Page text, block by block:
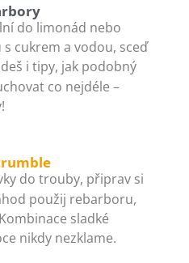
do limonád nebo
cukrem a vodou, sceď
i tipy, jak podobný
co nejdéle –
do trouby, připrav si
použij rebarboru,
sladké
nikdy nezklame.